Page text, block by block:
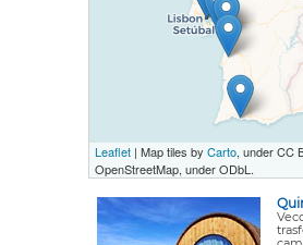
Leaflet| Map tiles by Carto, under CC
OpenStreetMap, under ODbL.